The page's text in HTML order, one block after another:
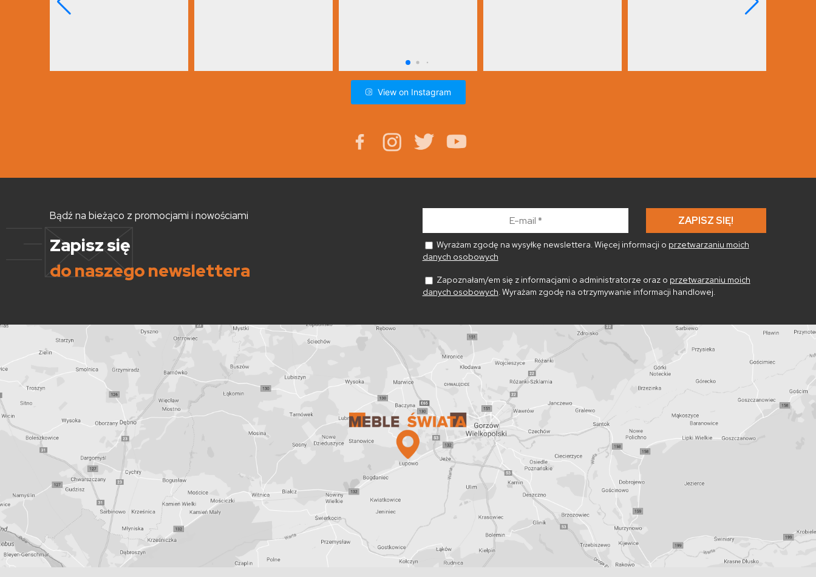
View on Instagram
Bądź na bieżąco z promocjami i nowościami
Zapisz się
do naszego newslettera
Wyrażam zgodę na wysyłkę newslettera. Więcej informacji o przetwarzaniu moich
danych osobowych
Zapoznałam/em się z informacjami o administratorze oraz o przetwarzaniu moich
danych osobowych. Wyrażam zgodę na otrzymywanie informacji handlowej.